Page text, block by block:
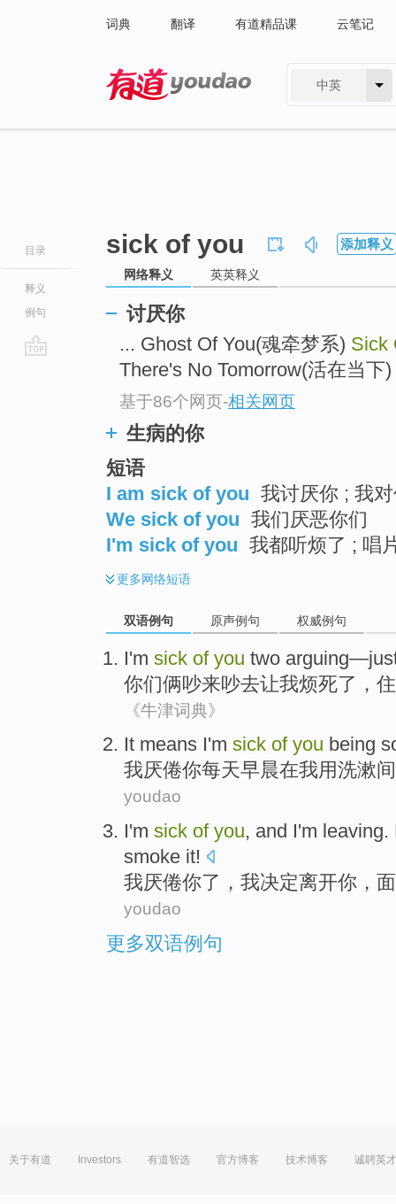
词典 翻译 有道精品课 云笔记
中英
目录
释义
例句
sick of you 添加释义
网络释义 英英释义
讨厌你
... Ghost Of You(魂牵梦系) Sick
There's No Tomorrow(活在当下)
基于86个网页-相关网页
生病的你
短语
I am sick of you 我讨厌你 ; 我
We sick of you 我们厌恶你们
I'm sick of you 我都听烦了 ; 唱
更多网络短语
双语例句 原声例句 权威例句
I'm sick of you two arguing
你们俩吵来吵去让我烦死了 ，
《牛津词典》
It means I'm sick of you being
我厌倦你每天早晨在我用洗漱间
youdao
I'm sick of you, and I'm leaving.
smoke it!
我厌倦你了，我决定离开你 ，
youdao
更多双语例句
关于有道 Investors 有道智选 官方博客 技术博客 诚聘英才